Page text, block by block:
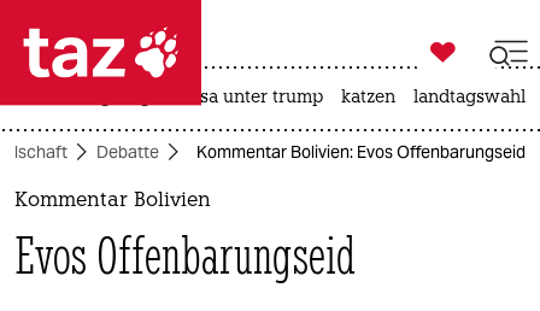
 taz zahl ich
taz zahl ich
politik

taz zahl ich
usa unter trump katzen landtagswahl
Debatte Kommentar Bolivien: Evos Offenbarungseid
Kommentar Bolivien
Evos Offenbarungseid